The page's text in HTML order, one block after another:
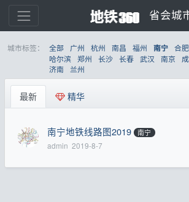
省会城
城市标签： 全部 广州 杭州 南昌 福州 南宁 合肥
哈尔滨 郑州 长沙 长春 武汉 南京
济南
兰州
最新 精华
南宁地铁线路图2019 南宁
admin 2019-8-7